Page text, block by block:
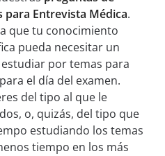
para Entrevista Médica.
que tu conocimiento
pueda necesitar un
por temas para
el día del examen.
del tipo al que le
o, quizás, del tipo que
estudiando los temas
tiempo en los más